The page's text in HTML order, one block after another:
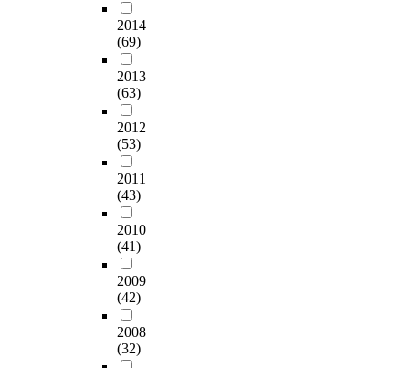
2014
(69)
2013
(63)
2012
(53)
2011
(43)
2010
(41)
2009
(42)
2008
(32)